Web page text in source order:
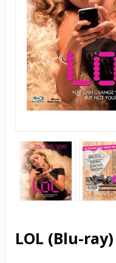
LOL (Blu-ray)